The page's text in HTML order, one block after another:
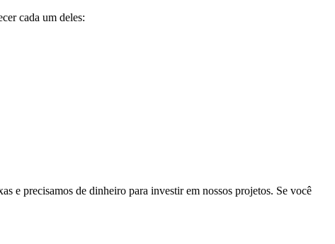
cada um deles:
e precisamos de dinheiro para investir em nossos projetos. Se você